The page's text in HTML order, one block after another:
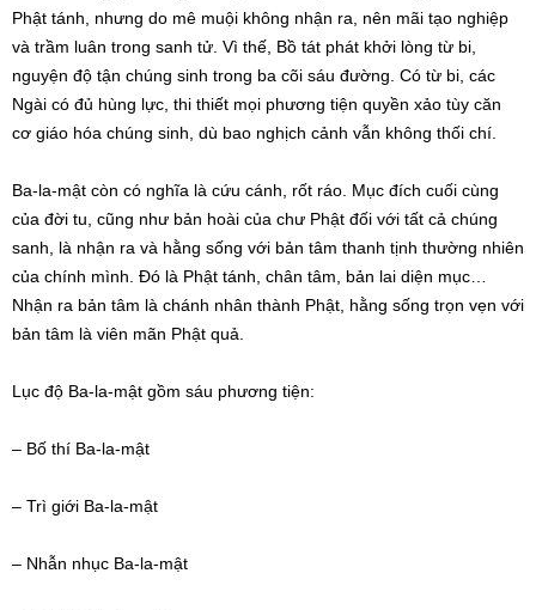
Phật tánh, nhưng do mê muội không nhận ra, nên mãi tạo nghiệp
và trầm luân trong sanh tử. Vì thế, Bồ tát phát khởi lòng từ bi,
nguyện độ tận chúng sinh trong ba cõi sáu đường. Có từ bi, các
Ngài có đủ hùng lực, thi thiết mọi phương tiện quyền xảo tùy căn
cơ giáo hóa chúng sinh, dù bao nghịch cảnh vẫn không thối chí.
Ba-la-mật còn có nghĩa là cứu cánh, rốt ráo. Mục đích cuối cùng
của đời tu, cũng như bản hoài của chư Phật đối với tất cả chúng
sanh, là nhận ra và hằng sống với bản tâm thanh tịnh thường nhiên
của chính mình. Đó là Phật tánh, chân tâm, bản lai diện mục…
Nhận ra bản tâm là chánh nhân thành Phật, hằng sống trọn vẹn với
bản tâm là viên mãn Phật quả.
Lục độ Ba-la-mật gồm sáu phương tiện:
– Bố thí Ba-la-mật
– Trì giới Ba-la-mật
– Nhẫn nhục Ba-la-mật